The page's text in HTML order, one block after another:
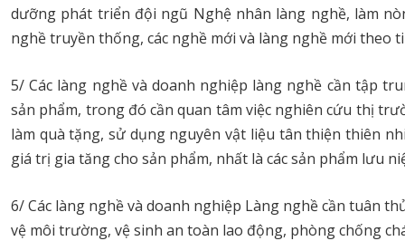
dưỡng phát triển đội ngũ Nghệ nhân làng nghề, làm
nghề truyền thống, các nghề mới và làng nghề mới theo
5/ Các làng nghề và doanh nghiệp làng nghề cần tập
sản phẩm, trong đó cần quan tâm việc nghiên cứu thị
làm quà tặng, sử dụng nguyên vật liệu tân thiện thiên
giá trị gia tăng cho sản phẩm, nhất là các sản phẩm lưu
6/ Các làng nghề và doanh nghiệp Làng nghề cần tuân
vệ môi trường, vệ sinh an toàn lao động, phòng chống